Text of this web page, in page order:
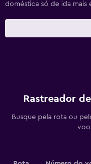
doméstica só de ida mais
Rastreador
Busque pela rota ou
voo